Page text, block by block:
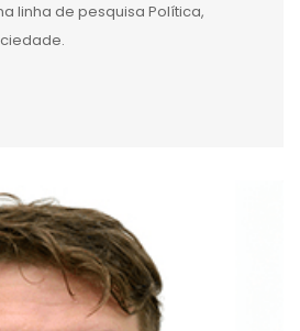
linha de pesquisa Política,